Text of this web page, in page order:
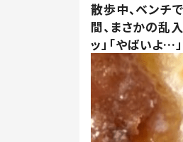
散歩中、ベンチ
間、まさかの乱
ッ」「やばいよ…」